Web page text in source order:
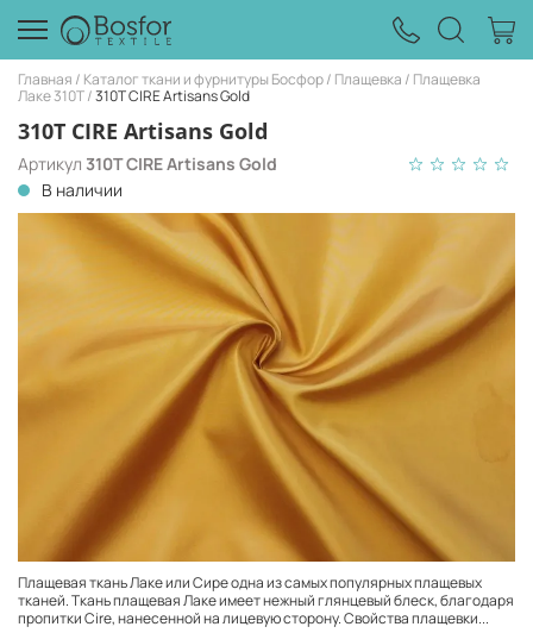
Главная Каталог ткани и фурнитуры Босфор Плащевка
Плащевка
Лаке 310Т 310T CIRE Artisans Gold
310T CIRE Artisans Gold
Артикул 310T CIRE Artisans Gold
В наличии
Плащевая ткань Лаке или Сире одна из самых популярных плащевых
тканей. Ткань плащевая Лаке имеет нежный глянцевый блеск, благодаря
пропитки Cire, нанесенной на лицевую сторону. Свойства плащевки...